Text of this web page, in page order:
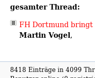
gesamter Thread:
FH Dortmund
Martin Vogel,
8418 Einträge in 4099